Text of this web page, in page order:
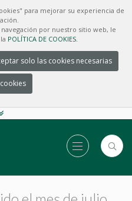
para mejorar su experiencia de
por nuestro sitio web, le
POLÍTICA DE COOKIES.
solo las cookies necesarias